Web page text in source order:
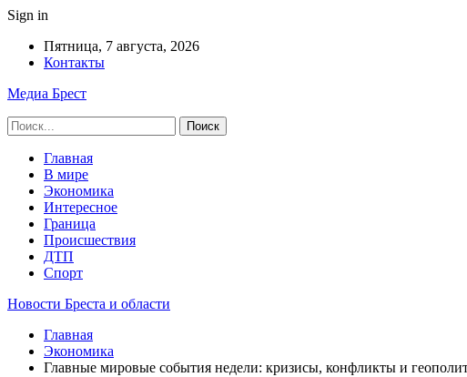
Sign in
Пятница, 7 августа, 2026
Контакты
Медиа Брест
Главная
В мире
Экономика
Интересное
Граница
Происшествия
ДТП
Спорт
Новости Бреста и области
Главная
Экономика
Главные мировые события недели: кризисы, конфликты и